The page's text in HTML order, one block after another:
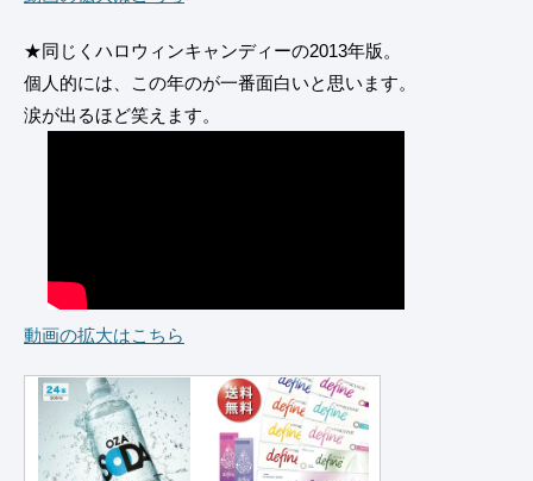
★同じくハロウィンキャンディーの2013年版。
個人的には、この年のが一番面白いと思います。
涙が出るほど笑えます。
動画の拡大はこちら